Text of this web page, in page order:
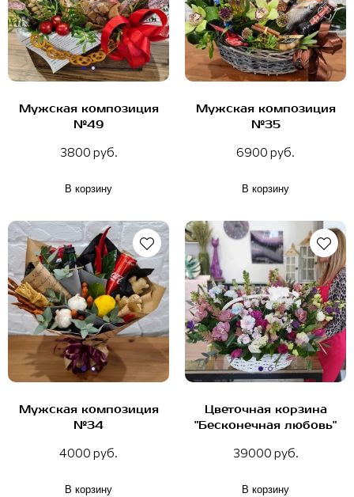
Мужская композиция
№49
3800 руб.
В корзину
Мужская композиция
№35
6900 руб.
В корзину
Мужская композиция
№34
4000 руб.
В корзину
Цветочная корзина
"Бесконечная любовь"
39000 руб.
В корзину